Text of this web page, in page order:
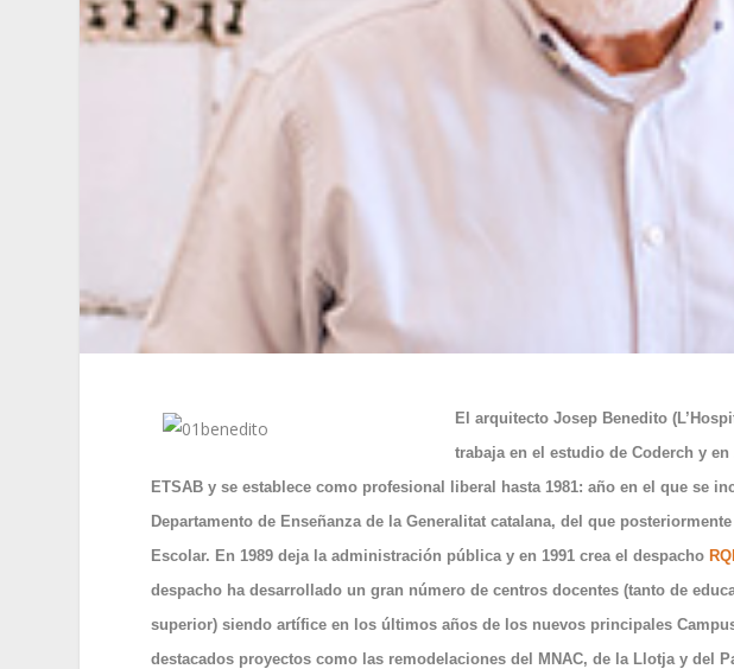
El arquitecto Josep Benedito
trabaja en el estudio de Coderch y
ETSAB y se establece como profesional liberal hasta 1981: año en el que se
Departamento de Enseñanza de la Generalitat catalana, del que
Escolar. En 1989 deja la administración pública y en 1991 crea el despacho
despacho ha desarrollado un gran número de centros docentes (tanto de
superior) siendo artífice en los últimos años de los nuevos principales
destacados proyectos como las remodelaciones del MNAC, de la Llotja y del